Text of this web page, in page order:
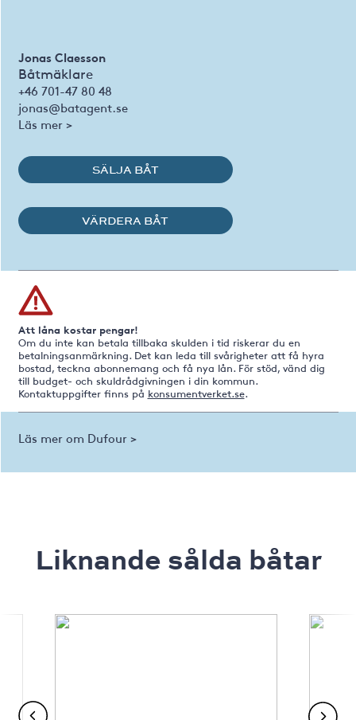
Jonas Claesson
Båtmäklare
+46 701-47 80 48
jonas@batagent.se
Läs mer >
SÄLJA BÅT
VÄRDERA BÅT
Att låna kostar pengar!
Om du inte kan betala tillbaka skulden i tid riskerar du en
betalningsanmärkning. Det kan leda till svårigheter att få hyra
bostad, teckna abonnemang och få nya lån. För stöd, vänd dig
till budget- och skuldrådgivningen i din kommun.
Kontaktuppgifter finns på konsumentverket.se.
Läs mer om Dufour >
Liknande sålda båtar